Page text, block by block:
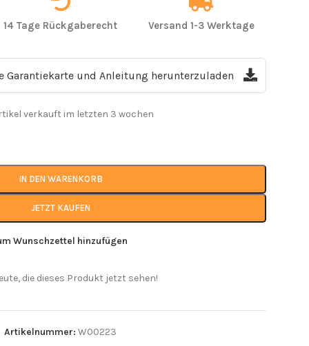
14 Tage Rückgaberecht Versand 1-3 Werktage
Garantiekarte und Anleitung herunterzuladen
verkauft im letzten 3 wochen
IN DEN WARENKORB
JETZT KAUFEN
Wunschzettel hinzufügen
die dieses Produkt jetzt sehen!
Artikelnummer:W00223